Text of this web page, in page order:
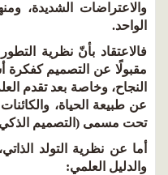
والاعتراضات الشديدة،
الواحد.
فالاعتقاد بأنّ نظرية
مقبولًا عن التصميم كفكرة
النجاح، وخاصة بعد تقدم
عن طبيعة الحياة،
تحت مسمى (التصميم
أما عن نظرية التولد
والدليل العلمي: